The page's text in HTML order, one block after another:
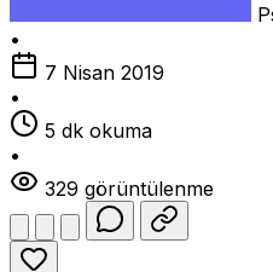
•
7 Nisan 2019
•
5 dk okuma
•
329 görüntülenme